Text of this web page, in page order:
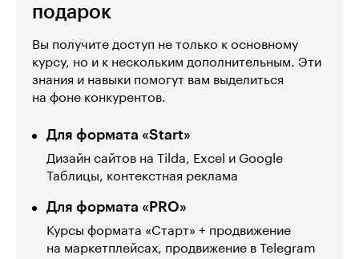
подарок
Вы получите доступ не только к основному
курсу, но и к нескольким дополнительным. Эти
знания и навыки помогут вам выделиться
на фоне конкурентов.
Для формата «Start»
Дизайн сайтов на Tilda, Excel и Google
Таблицы, контекстная реклама
Для формата «PRO»
Курсы формата «Старт» + продвижение
на маркетплейсах, продвижение в Telegram